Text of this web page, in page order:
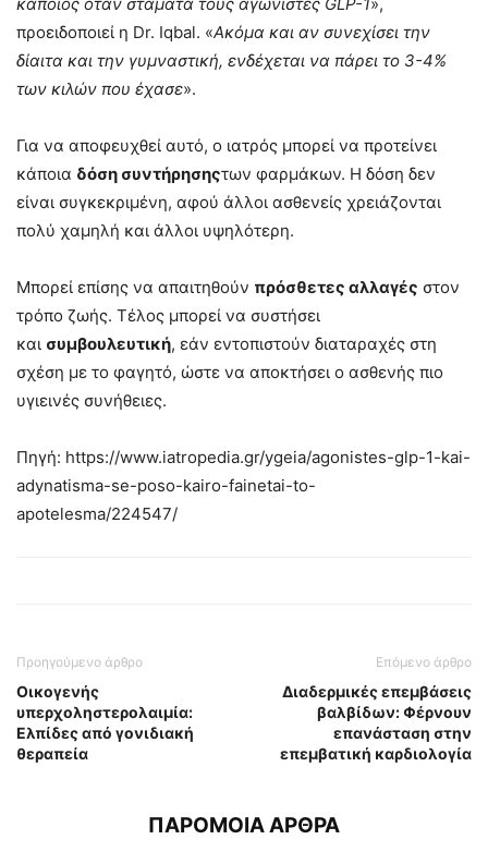
προειδοποιεί η Dr. Iqbal. «Ακόμα και αν συνεχίσει την
δίαιτα και την γυμναστική, ενδέχεται να πάρει το 3-4%
των κιλών που έχασε».
Για να αποφευχθεί αυτό, ο ιατρός μπορεί να προτείνει
κάποια δόση συντήρησηςτων φαρμάκων. Η δόση δεν
είναι συγκεκριμένη, αφού άλλοι ασθενείς χρειάζονται
πολύ χαμηλή και άλλοι υψηλότερη.
Μπορεί επίσης να απαιτηθούν πρόσθετες αλλαγές στον
τρόπο ζωής. Τέλος μπορεί να συστήσει
και συμβουλευτική, εάν εντοπιστούν διαταραχές στη
σχέση με το φαγητό, ώστε να αποκτήσει ο ασθενής πιο
υγιεινές συνήθειες.
Πηγή: https://www.iatropedia.gr/ygeia/agonistes-glp-1-kai-
adynatisma-se-poso-kairo-fainetai-to-
apotelesma/224547/
Προηγούμενο άρθρο
Οικογενής
υπερχοληστερολαιμία:
Ελπίδες από γονιδιακή
θεραπεία
Επόμενο άρθρο
Διαδερμικές επεμβάσεις
βαλβίδων: Φέρνουν
επανάσταση στην
επεμβατική καρδιολογία
ΠΑΡΟΜΟΙΑ ΑΡΘΡΑ